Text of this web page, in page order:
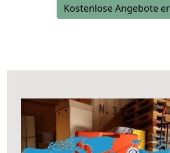
Kostenlose Angebote